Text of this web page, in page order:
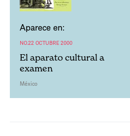
Aparece en:
NO.22 OCTUBRE 2000
El aparato cultural a
examen
México